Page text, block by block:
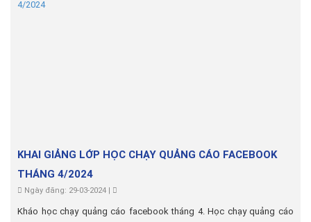
KHAI GIẢNG LỚP HỌC CHẠY QUẢNG CÁO FACEBOOK
THÁNG 4/2024
Ngày đăng: 29-03-2024 |
Kháo học chạy quảng cáo facebook tháng 4. Học chạy quảng cáo